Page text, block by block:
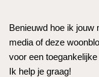
Benieuwd hoe ik jouw
media of deze
voor een
Ik help je graag!